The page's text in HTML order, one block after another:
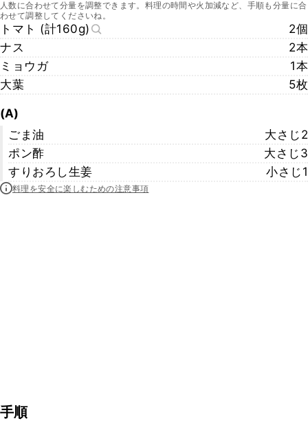
人数に合わせて分量を調整できます。料理の時間や火加減など、手順も分量に合
わせて調整してくださいね。
トマト (計160g)
2個
ナス
2本
ミョウガ
1本
大葉
5枚
(A)
ごま油
大さじ2
ポン酢
大さじ3
すりおろし生姜
小さじ1
料理を安全に楽しむための注意事項
手順